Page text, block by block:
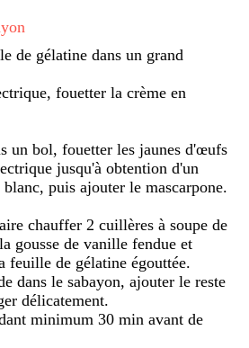
de gélatine dans un grand
fouetter la crème en
un bol, fouetter les jaunes d'œufs
jusqu'à obtention d'un
puis ajouter le mascarpone.
chauffer 2 cuillères à soupe de
gousse de vanille fendue et
feuille de gélatine égouttée.
dans le sabayon, ajouter le reste
délicatement.
minimum 30 min avant de